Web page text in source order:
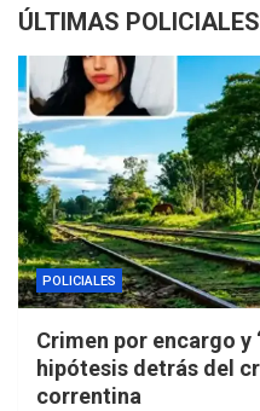
ÚLTIMAS POLICIALES
POLICIALES
Crimen por encargo y
hipótesis detrás del
correntina